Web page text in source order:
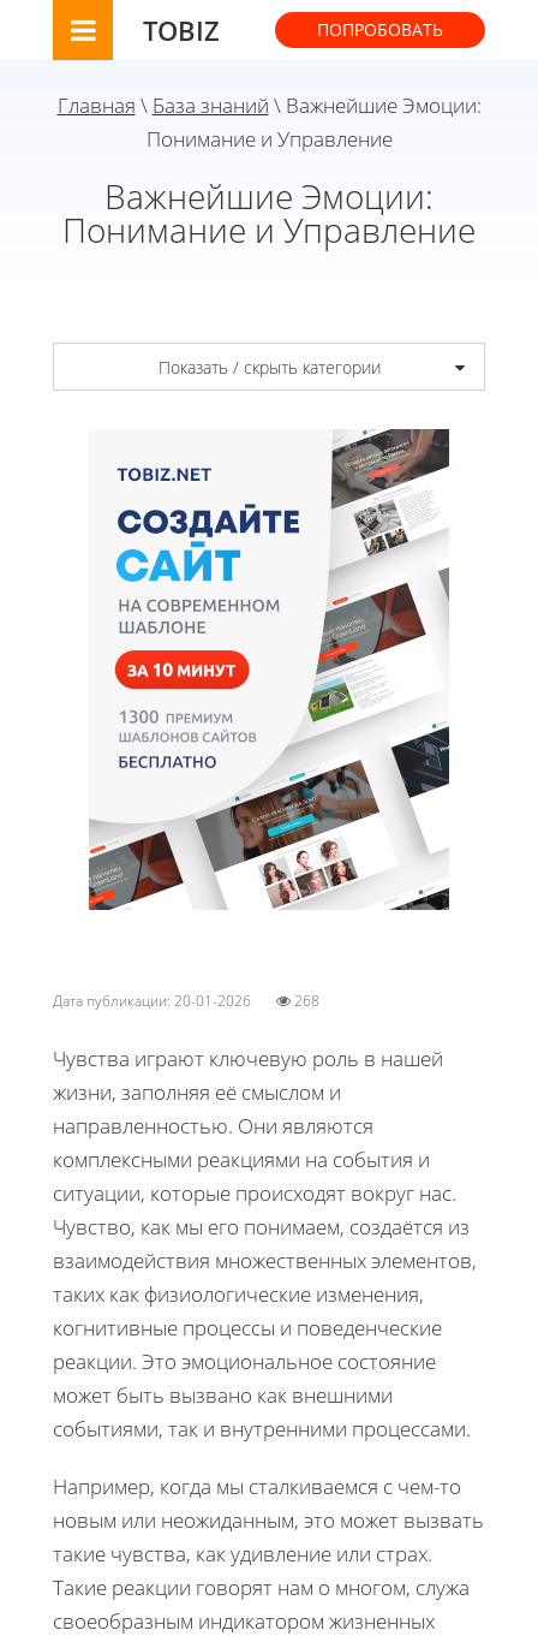
TOBIZ ПОПРОБОВАТЬ
Главная \ База знаний \ Важнейшие Эмоции:
Понимание и Управление
Важнейшие Эмоции:
Понимание и Управление
Показать / скрыть категории
Дата публикации: 20-01-2026 268
Чувства играют ключевую роль в нашей
жизни, заполняя её смыслом и
направленностью. Они являются
комплексными реакциями на события и
ситуации, которые происходят вокруг нас.
Чувство, как мы его понимаем, создаётся из
взаимодействия множественных элементов,
таких как физиологические изменения,
когнитивные процессы и поведенческие
реакции. Это эмоциональное состояние
может быть вызвано как внешними
событиями, так и внутренними процессами.
Например, когда мы сталкиваемся с чем-то
новым или неожиданным, это может вызвать
такие чувства, как удивление или страх.
Такие реакции говорят нам о многом, служа
своеобразным индикатором жизненных